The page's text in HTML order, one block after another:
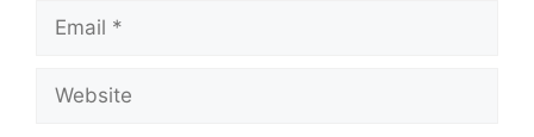
Email
Website